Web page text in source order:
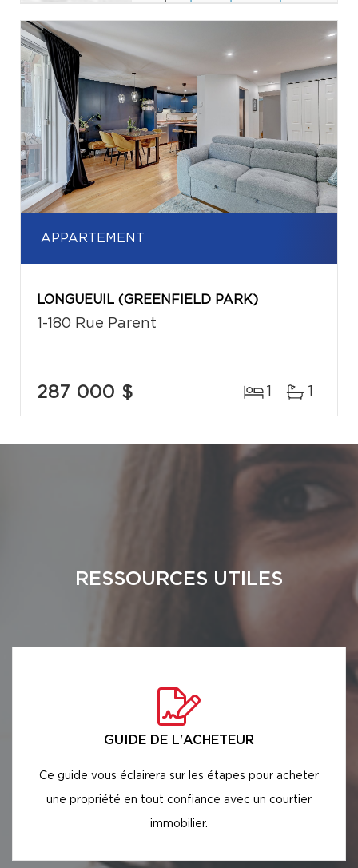
APPARTEMENT
LONGUEUIL (GREENFIELD PARK)
1-180 Rue Parent
287 000 $ 1 1
RESSOURCES UTILES
GUIDE DE L'ACHETEUR
Ce guide vous éclairera sur les étapes pour acheter
une propriété en tout confiance avec un courtier
immobilier.